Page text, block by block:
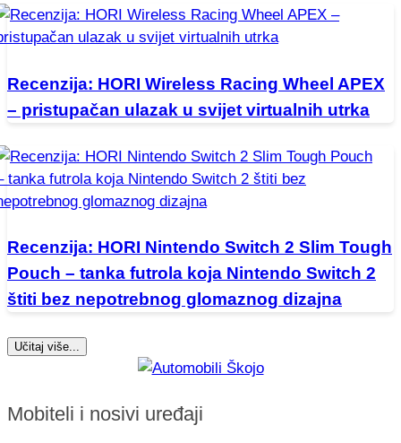
Recenzija: HORI Wireless Racing Wheel APEX
– pristupačan ulazak u svijet virtualnih utrka
Recenzija: HORI Nintendo Switch 2 Slim Tough
Pouch – tanka futrola koja Nintendo Switch 2
štiti bez nepotrebnog glomaznog dizajna
Učitaj više...
Mobiteli i nosivi uređaji